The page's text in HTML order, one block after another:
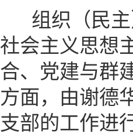
组织（民主
社会主义思想
合、党建与群
方面，由谢德
支部的工作进